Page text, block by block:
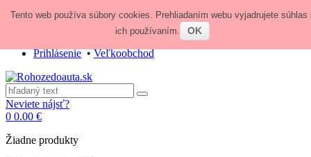
Zavolajte nám:+421 948 84 64 64
obchod@rohozedoauta.sk
Prihlásenie•Veľkoobchod
Neviete nájsť?
0 0.00 €
Žiadne produkty
Tento web používa súbory cookies. Prehliadaním webu vyjadrujete súhlas
ich používaním.
OK